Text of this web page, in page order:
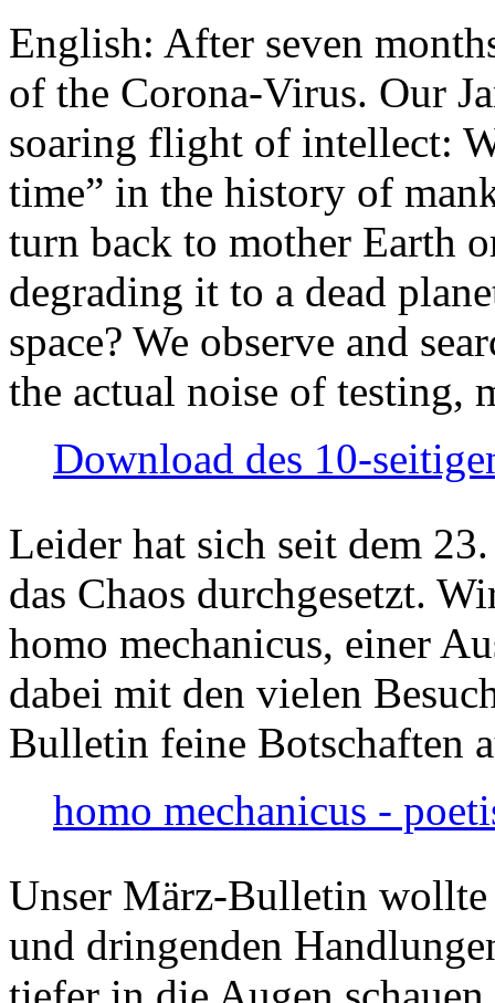
English: After seven
of the Corona-Virus. Our
soaring flight of intellect:
time” in the history of
turn back to mother Earth
degrading it to a dead
space? We observe and
the actual noise of testing,
Download des 10-
Leider hat sich seit dem
das Chaos durchgesetzt.
homo mechanicus, einer
dabei mit den vielen
Bulletin feine Botschaften
homo mechanicus -
Unser März-Bulletin
und dringenden